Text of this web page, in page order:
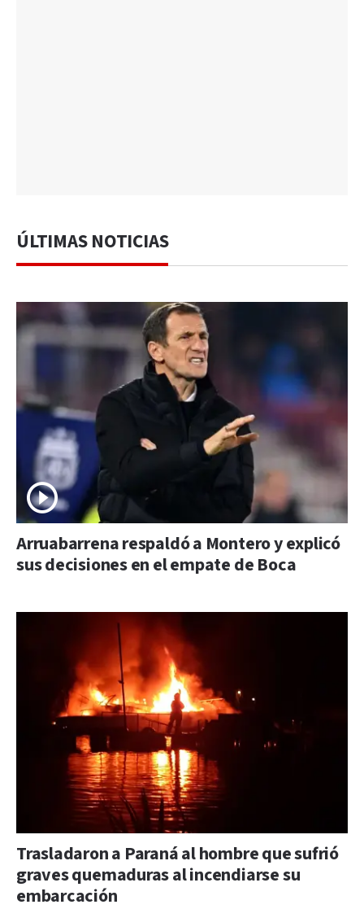
ÚLTIMAS NOTICIAS
Arruabarrena respaldó a Montero y explicó
sus decisiones en el empate de Boca
Trasladaron a Paraná al hombre que sufrió
graves quemaduras al incendiarse su
embarcación